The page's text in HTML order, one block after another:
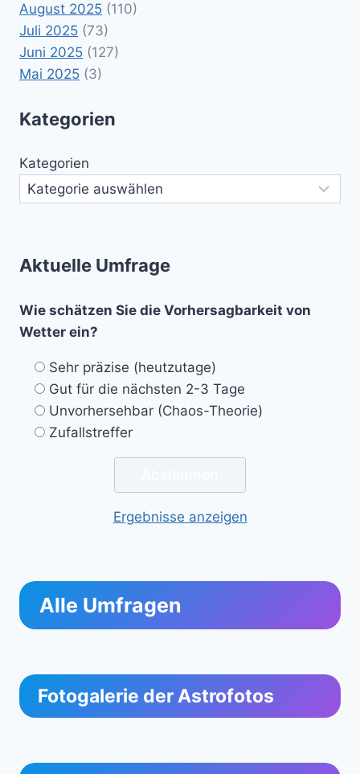
August 2025 (110)
Juli 2025 (73)
Juni 2025 (127)
Mai 2025 (3)
Kategorien
Kategorien
Aktuelle Umfrage
Wie schätzen Sie die Vorhersagbarkeit von
Wetter ein?
Sehr präzise (heutzutage)
Gut für die nächsten 2-3 Tage
Unvorhersehbar (Chaos-Theorie)
Zufallstreffer
Ergebnisse anzeigen
Alle Umfragen
Fotogalerie der Astrofotos